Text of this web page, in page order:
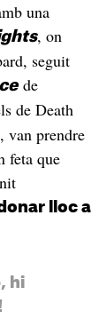
una
, on
seguit
de
de Death
van prendre
feta que
lloc a
, hi